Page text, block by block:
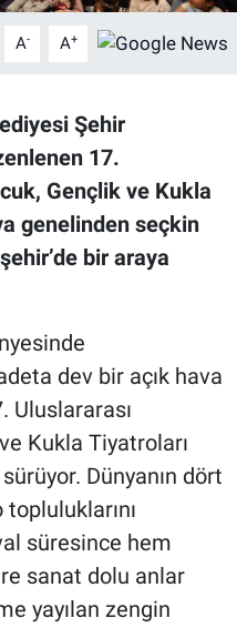
A- A+
Şehir
17.
Gençlik ve Kukla
genelinden seçkin
bir araya
dev bir açık hava
Uluslararası
Kukla Tiyatroları
Dünyanın dört
süresince hem
sanat dolu anlar
yayılan zengin